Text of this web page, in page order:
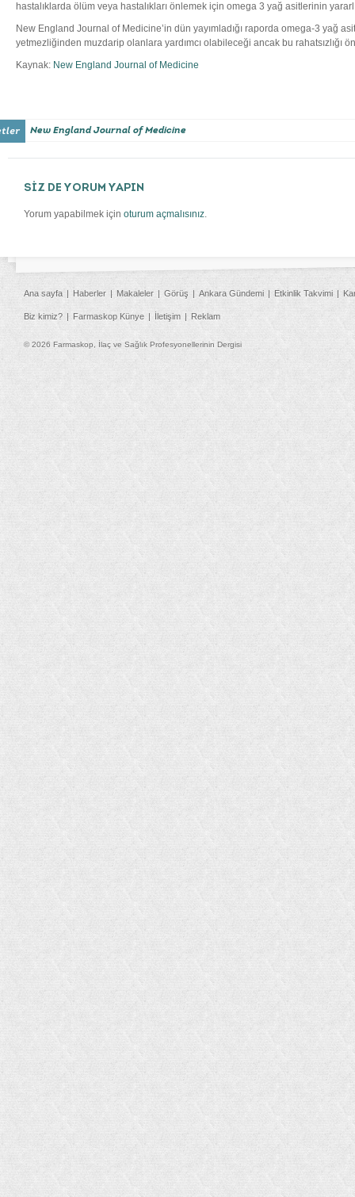
hastalıklarda ölüm veya hastalıkları önlemek için omega 3 yağ asitlerinin
New England Journal of Medicine’in dün yayımladığı raporda omega-3 yağ
yetmezliğinden muzdarip olanlara yardımcı olabileceği ancak bu rahatsızlığı
Kaynak: New England Journal of Medicine
New England Journal of Medicine
SİZ DE YORUM YAPIN
Yorum yapabilmek için oturum açmalısınız.
Ana sayfa Haberler Makaleler Görüş Ankara Gündemi Etkinlik Takvimi
Biz kimiz? Farmaskop Künye İletişim Reklam
© 2026 Farmaskop, İlaç ve Sağlık Profesyonellerinin Dergisi